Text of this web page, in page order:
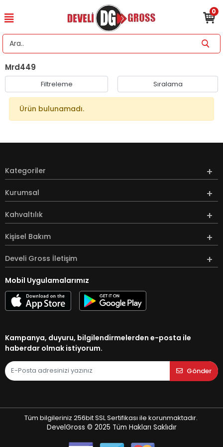
0
Mrd449
Filtreleme Sıralama
Ürün bulunamadı.
Kategoriler
Kurumsal
Kahvaltılık
Kişisel Bakım
Develi Gross İletişim
Mobil Uygulamalarımız
Kampanya, duyuru, bilgilendirmelerden e-posta ile
haberdar olmak istiyorum.
Gönder
Tüm bilgileriniz 256bit SSL Sertifikası ile korunmaktadır.
DevelGross © 2025 Tüm Hakları Saklıdır